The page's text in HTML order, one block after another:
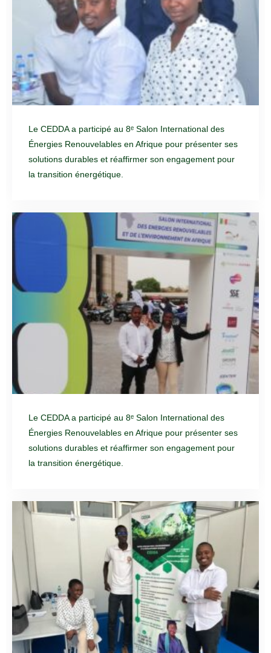
Le CEDDA a participé au 8ᵉ Salon International des
Énergies Renouvelables en Afrique pour présenter ses
solutions durables et réaffirmer son engagement pour
la transition énergétique.
Le CEDDA a participé au 8ᵉ Salon International des
Énergies Renouvelables en Afrique pour présenter ses
solutions durables et réaffirmer son engagement pour
la transition énergétique.